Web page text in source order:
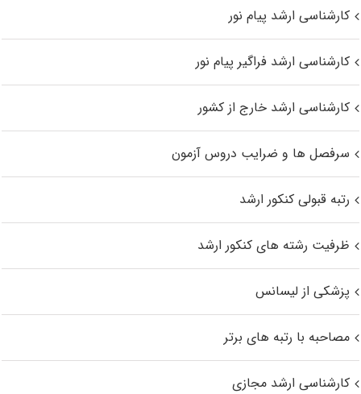
کارشناسی ارشد پیام نور
کارشناسی ارشد فراگیر پیام نور
کارشناسی ارشد خارج از کشور
سرفصل ها و ضرایب دروس آزمون
رتبه قبولی کنکور ارشد
ظرفیت رشته های کنکور ارشد
پزشکی از لیسانس
مصاحبه با رتبه های برتر
کارشناسی ارشد مجازی